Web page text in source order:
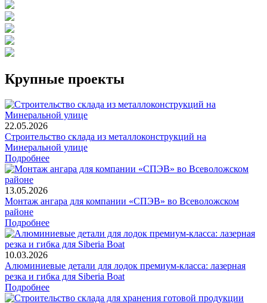
Крупные проекты
22.05.2026
Строительство склада из металлоконструкций на
Минеральной улице
Подробнее
13.05.2026
Монтаж ангара для компании «СПЭВ» во Всеволожском
районе
Подробнее
10.03.2026
Алюминиевые детали для лодок премиум-класса: лазерная
резка и гибка для Siberia Boat
Подробнее